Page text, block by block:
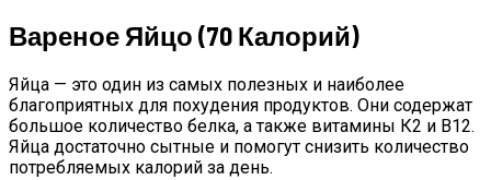
Вареное Яйцо (70 Калорий)
Яйца — это один из самых полезных и наиболее
благоприятных для похудения продуктов. Они содержат
большое количество белка, а также витамины К2 и В12.
Яйца достаточно сытные и помогут снизить количество
потребляемых калорий за день.